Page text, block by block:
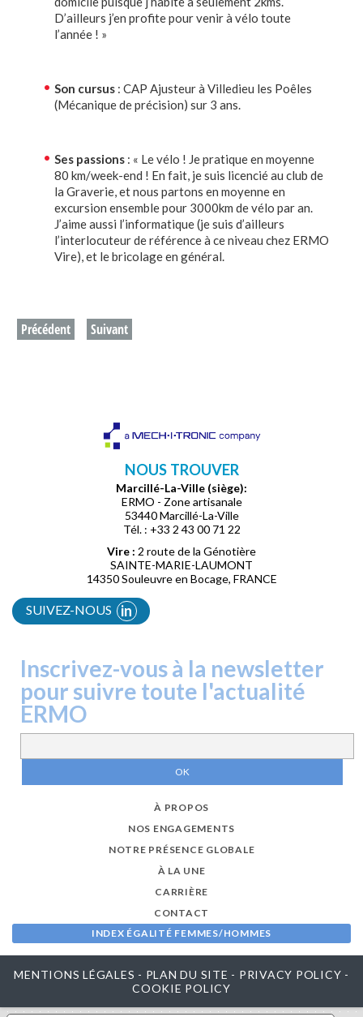
D’ailleurs j’en profite pour venir à vélo toute
l’année ! »
Son cursus : CAP Ajusteur à Villedieu les Poêles
(Mécanique de précision) sur 3 ans.
Ses passions : « Le vélo ! Je pratique en moyenne
80 km/week-end ! En fait, je suis licencié au club de
la Graverie, et nous partons en moyenne en
excursion ensemble pour 3000km de vélo par an.
J’aime aussi l’informatique (je suis d’ailleurs
l’interlocuteur de référence à ce niveau chez ERMO
Vire), et le bricolage en général.
Précédent Suivant
NOUS TROUVER
Marcillé-La-Ville (siège):
ERMO - Zone artisanale
53440 Marcillé-La-Ville
Tél. : +33 2 43 00 71 22
Vire : 2 route de la Génotière
SAINTE-MARIE-LAUMONT
14350 Souleuvre en Bocage, FRANCE
SUIVEZ-NOUS in
Inscrivez-vous à la newsletter
pour suivre toute l'actualité
ERMO
À PROPOS
NOS ENGAGEMENTS
NOTRE PRÉSENCE GLOBALE
À LA UNE
CARRIÈRE
CONTACT
INDEX ÉGALITÉ FEMMES/HOMMES
MENTIONS LÉGALES - PLAN DU SITE - PRIVACY POLICY -
COOKIE POLICY